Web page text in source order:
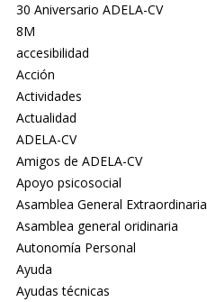
30 Aniversario ADELA-CV
8M
accesibilidad
Acción
Actividades
Actualidad
ADELA-CV
Amigos de ADELA-CV
Apoyo psicosocial
Asamblea General Extraordinaria
Asamblea general oridinaria
Autonomía Personal
Ayuda
Ayudas técnicas